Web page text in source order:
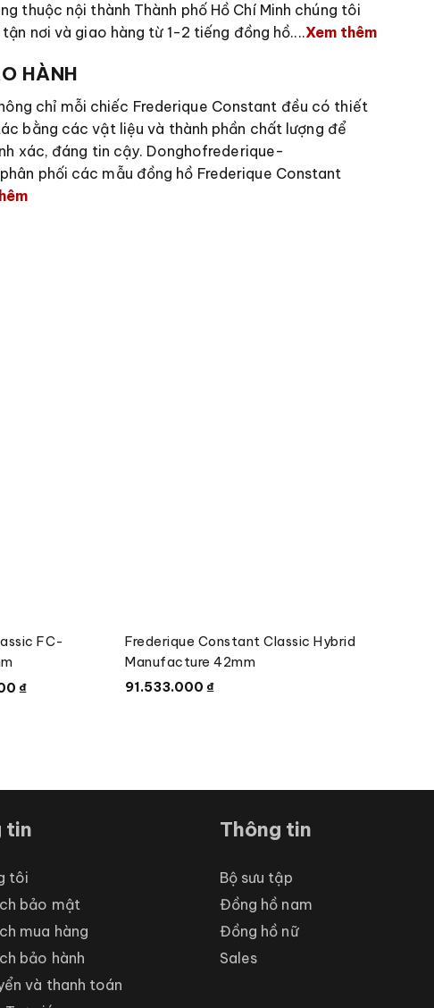
thuộc nội thành Thành phố Hồ Chí Minh chúng tôi
nơi và giao hàng từ 1-2 tiếng đồng hồ....Xem thêm
HÀNH
chỉ mỗi chiếc Frederique Constant đều có thiết
bằng các vật liệu và thành phần chất lượng để
xác, đáng tin cậy. Donghofrederique-
phối các mẫu đồng hồ Frederique Constant
FC-
₫
Frederique Constant Classic Hybrid
Manufacture 42mm
91.533.000 ₫
tin
tôi
bảo mật
mua hàng
bảo hành
và thanh toán
Thông tin
Bộ sưu tập
Đồng hồ nam
Đồng hồ nữ
Sales